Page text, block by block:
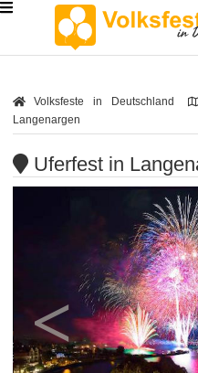
Volksfeste in Deutschland
Langenargen
Uferfest in
<